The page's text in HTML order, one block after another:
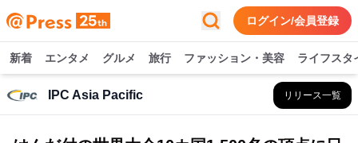
ログイン/会員登録
新着 エンタメ グルメ 旅行 ファッション・美容 ライフスタ
IPC Asia Pacific リリース一覧